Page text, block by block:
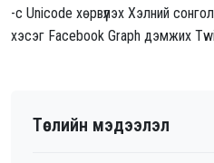
-с Unicode хөрвүүлэх Хэлний
хэсэг Facebook Graph дэмжих
Төслийн мэдээлэл